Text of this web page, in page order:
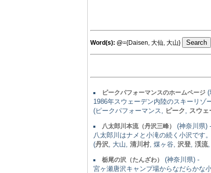
Word(s): @={Daisen, 大仙, 大山}
ピークパフォーマンスのホームページ (
1986年スウェーデン内陸のスキーリゾ
(ピークパフォーマンス,
ピーク スウェ
八太郎川本流（丹沢三峰）
(神奈川県) -
八太郎川はナメと小滝の続く小沢です
(丹沢 , 大山, 清川村 , 煤ヶ谷, 沢登 渓流,
栃尾の沢（たんざわ）
(神奈川県) -
宮ヶ瀬唐沢キャンプ場からなだらかな